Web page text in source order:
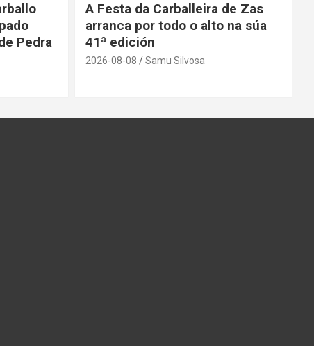
Pedra
A Festa da Carballeira de Zas
arranca por todo o alto na súa
41ª edición
2026-08-08 Samu Silvosa